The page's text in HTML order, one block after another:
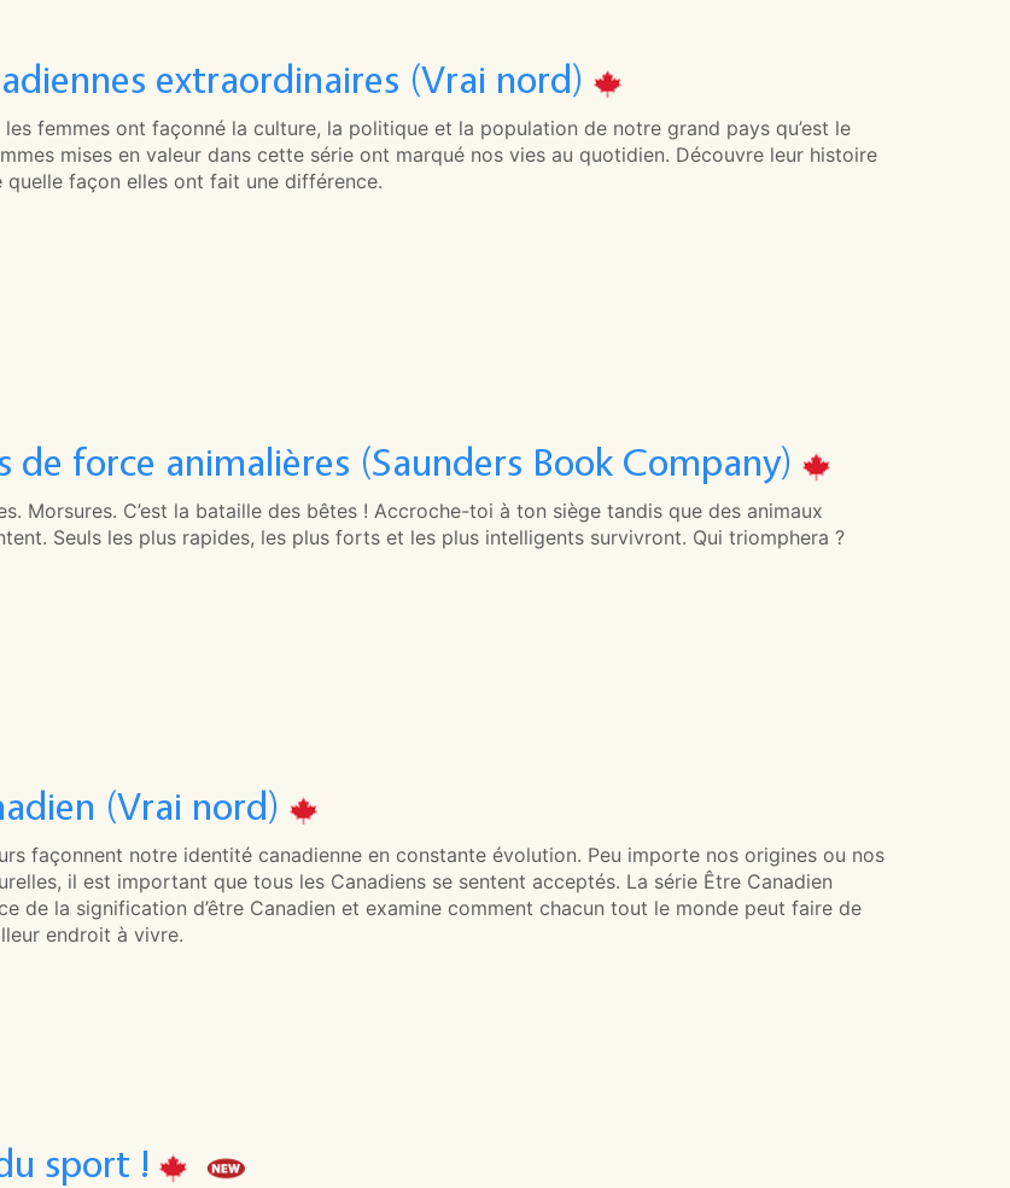
extraordinaires (Vrai nord)
les femmes ont façonné la culture, la politique et la population de notre grand pays qu’est le
mises en valeur dans cette série ont marqué nos vies au quotidien. Découvre leur histoire
quelle façon elles ont fait une différence.
de force animalières (Saunders Book Company)
Morsures. C’est la bataille des bêtes ! Accroche-toi à ton siège tandis que des animaux
Seuls les plus rapides, les plus forts et les plus intelligents survivront. Qui triomphera ?
(Vrai nord)
façonnent notre identité canadienne en constante évolution. Peu importe nos origines ou nos
il est important que tous les Canadiens se sentent acceptés. La série Être Canadien
de la signification d’être Canadien et examine comment chacun tout le monde peut faire de
endroit à vivre.
sport !